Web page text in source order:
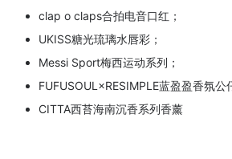
clap o claps合拍电音口红；
UKISS糖光琉璃水唇彩；
Messi Sport梅西运动系列；
FUFUSOUL×RESIMPLE蓝盈盈香氛公
CITTA西苔海南沉香系列香薰